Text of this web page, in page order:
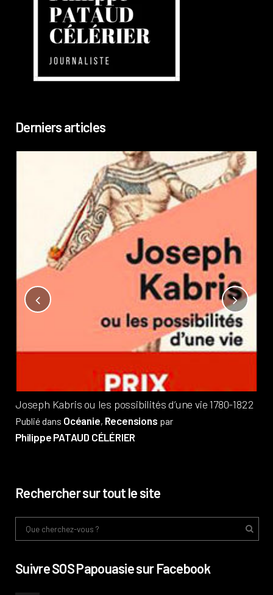
Derniers articles
Joseph Kabris ou les possibilités d’une vie 1780-1822
Publié dans Océanie, Recensions par
Philippe PATAUD CÉLÉRIER
Rechercher sur tout le site
Suivre SOS Papouasie sur Facebook